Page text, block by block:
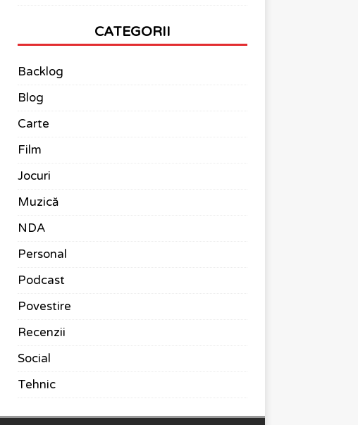
CATEGORII
Backlog
Blog
Carte
Film
Jocuri
Muzică
NDA
Personal
Podcast
Povestire
Recenzii
Social
Tehnic